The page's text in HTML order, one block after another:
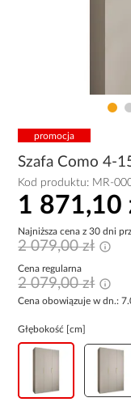
promocja
Szafa Como 4-
Kod produktu: MR-
1 871,10
Najniższa cena z 30 dni
2 079,00 zł
Cena regularna
2 079,00 zł
Cena obowiązuje w dn.:
Głębokość [cm]